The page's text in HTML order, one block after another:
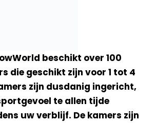
beschikt over 100
die geschikt zijn voor 1 tot 4
zijn dusdanig ingericht,
te allen tijde
uw verblijf. De kamers zijn